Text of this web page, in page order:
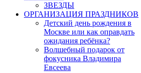
ЗВЕЗДЫ
ОРГАНИЗАЦИЯ ПРАЗДНИКОВ
Детский день рождения в
Москве или как оправдать
ожидания ребёнка?
Волшебный подарок от
фокусника Владимира
Евсеева